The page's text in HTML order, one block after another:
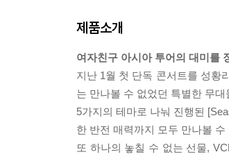
제품소개
여자친구 아시아 투어의 대미를
지난 1월 첫 단독 콘서트를 성황
는 만나볼 수 없었던 특별한 무
5가지의 테마로 나눠 진행된
한 반전 매력까지 모두 만나볼 수
또 하나의 놓칠 수 없는 선물,